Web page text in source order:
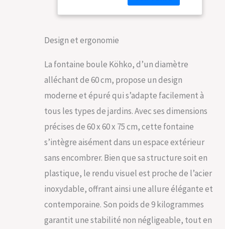
jardin, terrasse ou
salon. Avec éclairage
inclus.
Design et ergonomie
La fontaine boule Köhko, d’un diamètre
alléchant de 60 cm, propose un design
moderne et épuré qui s’adapte facilement à
tous les types de jardins. Avec ses dimensions
précises de 60 x 60 x 75 cm, cette fontaine
s’intègre aisément dans un espace extérieur
sans encombrer. Bien que sa structure soit en
plastique, le rendu visuel est proche de l’acier
inoxydable, offrant ainsi une allure élégante et
contemporaine. Son poids de 9 kilogrammes
garantit une stabilité non négligeable, tout en